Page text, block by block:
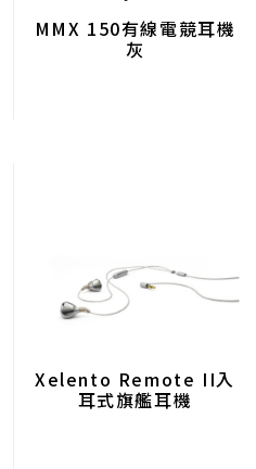
MMX 150有線電競耳機
灰
Xelento Remote II入
耳式旗艦耳機